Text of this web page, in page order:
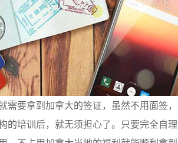
要拿到加拿大的签证，虽然不用面签，
的培训后，就无须担心了。只要完全自理